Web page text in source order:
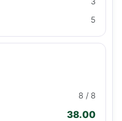
5
8 / 8
38.00